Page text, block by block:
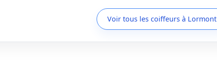
Voir tous les coiffeurs à Lormont